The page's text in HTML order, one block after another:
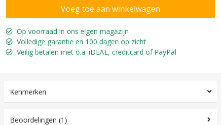
Op voorraad in ons eigen magazijn
Volledige garantie en 100 dagen op zicht
Veilig betalen met o.a. iDEAL, creditcard of PayPal
Kenmerken
Beoordelingen (1)